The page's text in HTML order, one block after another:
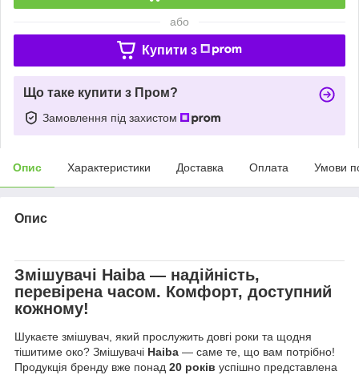
або
Купити з
Що таке купити з Пром?
Замовлення під захистом
Опис Характеристики Доставка Оплата Умови
Опис
Змішувачі Haiba— надійність,
перевірена часом. Комфорт, доступний
кожному!
Шукаєте змішувач, який прослужить довгі роки та щодня
тішитиме око? Змішувачі Haiba — саме те, що вам потрібно!
Продукція бренду вже понад 20 років успішно представлена